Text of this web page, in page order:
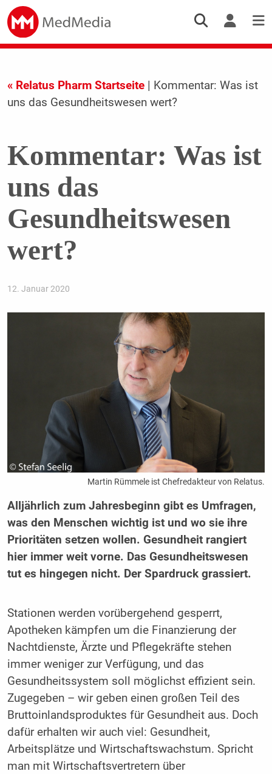
« Relatus Pharm Startseite| Kommentar: Was ist
uns das Gesundheitswesen wert?
Kommentar: Was ist
uns das
Gesundheitswesen
wert?
12. Januar 2020
Martin Rümmele ist Chefredakteur von Relatus.
Alljährlich zum Jahresbeginn gibt es Umfragen,
was den Menschen wichtig ist und wo sie ihre
Prioritäten setzen wollen. Gesundheit rangiert
hier immer weit vorne. Das Gesundheitswesen
tut es hingegen nicht. Der Spardruck grassiert.
Stationen werden vorübergehend gesperrt,
Apotheken kämpfen um die Finanzierung der
Nachtdienste, Ärzte und Pflegekräfte stehen
immer weniger zur Verfügung, und das
Gesundheitssystem soll möglichst effizient sein.
Zugegeben – wir geben einen großen Teil des
Bruttoinlandsproduktes für Gesundheit aus. Doch
dafür erhalten wir auch viel: Gesundheit,
Arbeitsplätze und Wirtschaftswachstum. Spricht
man mit Wirtschaftsvertretern über